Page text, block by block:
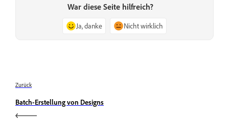
War diese Seite hilfreich?
Ja, danke Nicht wirklich
Zurück
Batch-Erstellung von Designs